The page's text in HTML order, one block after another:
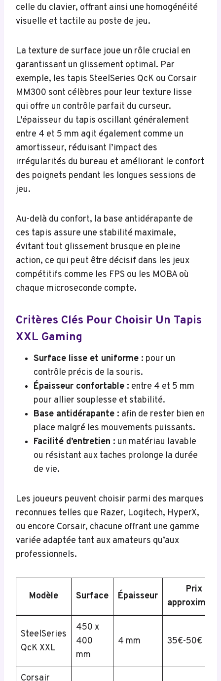
celle du clavier, offrant ainsi une homogénéité
visuelle et tactile au poste de jeu.
La texture de surface joue un rôle crucial en
garantissant un glissement optimal. Par
exemple, les tapis SteelSeries QcK ou Corsair
MM300 sont célèbres pour leur texture lisse
qui offre un contrôle parfait du curseur.
L’épaisseur du tapis oscillant généralement
entre 4 et 5 mm agit également comme un
amortisseur, réduisant l’impact des
irrégularités du bureau et améliorant le confort
des poignets pendant les longues sessions de
jeu.
Au-delà du confort, la base antidérapante de
ces tapis assure une stabilité maximale,
évitant tout glissement brusque en pleine
action, ce qui peut être décisif dans les jeux
compétitifs comme les FPS ou les MOBA où
chaque microseconde compte.
Critères Clés Pour Choisir Un Tapis
XXL Gaming
Surface lisse et uniforme : pour un
contrôle précis de la souris.
Épaisseur confortable : entre 4 et 5 mm
pour allier souplesse et stabilité.
Base antidérapante : afin de rester bien en
place malgré les mouvements puissants.
Facilité d’entretien : un matériau lavable
ou résistant aux taches prolonge la durée
de vie.
Les joueurs peuvent choisir parmi des marques
reconnues telles que Razer, Logitech, HyperX,
ou encore Corsair, chacune offrant une gamme
variée adaptée tant aux amateurs qu’aux
professionnels.
Modèle Surface Épaisseur
Prix
approximatif
SteelSeries
QcK XXL
450 x
400
mm
4 mm 35€-50€
Corsair